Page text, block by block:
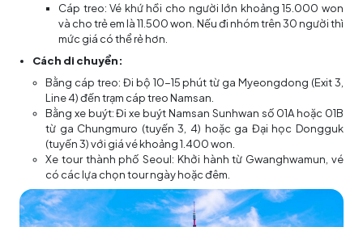
Cáp treo: Vé khứ hồi cho người lớn khoảng 15.000 won
và cho trẻ em là 11.500 won. Nếu đi nhóm trên 30 người thì
mức giá có thể rẻ hơn.
Cách di chuyển:
Bằng cáp treo: Đi bộ 10-15 phút từ ga Myeongdong (Exit 3,
Line 4) đến trạm cáp treo Namsan.
Bằng xe buýt: Đi xe buýt Namsan Sunhwan số 01A hoặc 01B
từ ga Chungmuro (tuyến 3, 4) hoặc ga Đại học Dongguk
(tuyến 3) với giá vé khoảng 1.400 won.
Xe tour thành phố Seoul: Khởi hành từ Gwanghwamun, vé
có các lựa chọn tour ngày hoặc đêm.